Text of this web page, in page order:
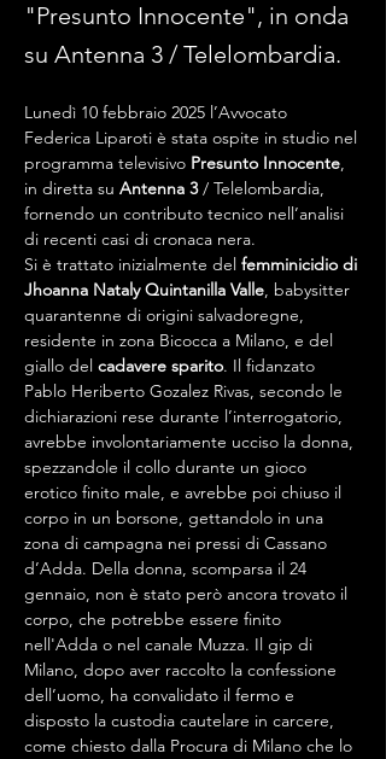
"Presunto Innocente", in onda
su Antenna 3 / Telelombardia.
Lunedì 10 febbraio 2025 l’Avvocato
Federica Liparoti è stata ospite in studio nel
programma televisivo Presunto Innocente,
in diretta su Antenna 3 / Telelombardia,
fornendo un contributo tecnico nell’analisi
di recenti casi di cronaca nera.
Si è trattato inizialmente del femminicidio di
Jhoanna Nataly Quintanilla Valle, babysitter
quarantenne di origini salvadoregne,
residente in zona Bicocca a Milano, e del
giallo del cadavere sparito. Il fidanzato
Pablo Heriberto Gozalez Rivas, secondo le
dichiarazioni rese durante l’interrogatorio,
avrebbe involontariamente ucciso la donna,
spezzandole il collo durante un gioco
erotico finito male, e avrebbe poi chiuso il
corpo in un borsone, gettandolo in una
zona di campagna nei pressi di Cassano
d’Adda. Della donna, scomparsa il 24
gennaio, non è stato però ancora trovato il
corpo, che potrebbe essere finito
nell'Adda o nel canale Muzza. Il gip di
Milano, dopo aver raccolto la confessione
dell’uomo, ha convalidato il fermo e
disposto la custodia cautelare in carcere,
come chiesto dalla Procura di Milano che lo